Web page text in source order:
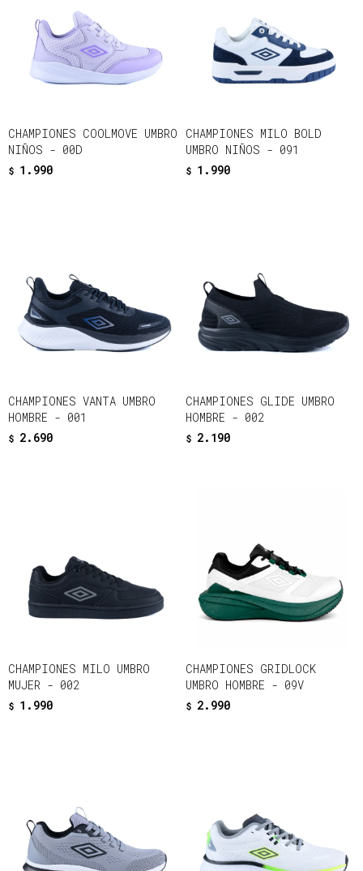
CHAMPIONES COOLMOVE UMBRO
NIÑOS - 00D
$ 1.990
CHAMPIONES MILO BOLD
UMBRO NIÑOS - 091
$ 1.990
CHAMPIONES VANTA UMBRO
HOMBRE - 001
$ 2.690
CHAMPIONES GLIDE UMBRO
HOMBRE - 002
$ 2.190
CHAMPIONES MILO UMBRO
MUJER - 002
$ 1.990
CHAMPIONES GRIDLOCK
UMBRO HOMBRE - 09V
$ 2.990